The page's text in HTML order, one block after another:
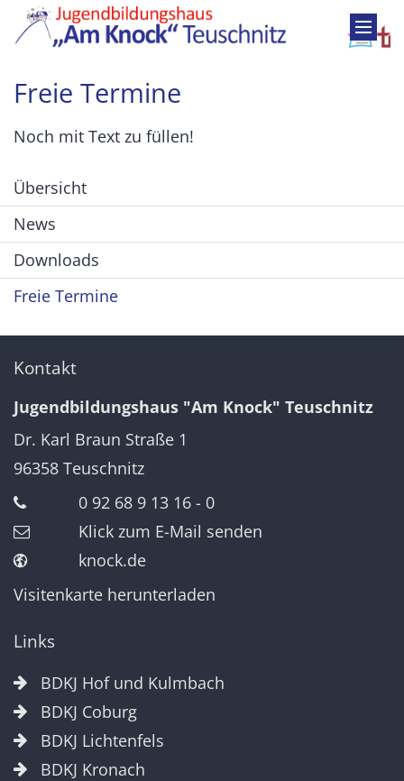
Zum Inhalt springen
Freie Termine
Noch mit Text zu füllen!
Übersicht
News
Downloads
Freie Termine
Kontakt
Jugendbildungshaus "Am Knock" Teuschnitz
Dr. Karl Braun Straße 1
96358 Teuschnitz
0 92 68 9 13 16 - 0
Klick zum E-Mail senden
knock.de
Visitenkarte herunterladen
Links
BDKJ Hof und Kulmbach
BDKJ Coburg
BDKJ Lichtenfels
BDKJ Kronach